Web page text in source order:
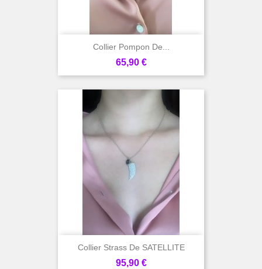
Collier Pompon De...
Prix
65,90 €
Collier Strass De SATELLITE
Prix
95,90 €